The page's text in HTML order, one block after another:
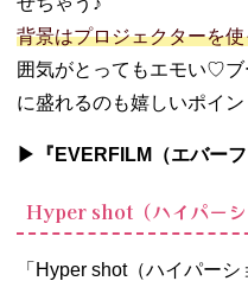
背景はプロジェクターを
囲気がとってもエモい♡
に盛れるのも嬉しいポイン
▶︎『EVERFILM（エバー
Hyper shot（ハイパーシ
「Hyper shot（ハイパー